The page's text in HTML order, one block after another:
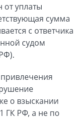
от уплаты
сумма
с ответчика
судом
о взыскании
ГК РФ, а не по